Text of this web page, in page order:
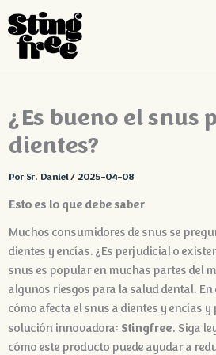
contenido
¿Es bueno el snus
dientes?
Por Sr. Daniel/ 2025-04-08
Esto es lo que debe saber
Muchos consumidores de snus se
dientes y encías. ¿Es perjudicial o
snus es popular en muchas partes del
algunos riesgos para la salud dental.
cómo afecta el snus a dientes y encías
solución innovadora: Stingfree. Siga
cómo este producto puede ayudar a